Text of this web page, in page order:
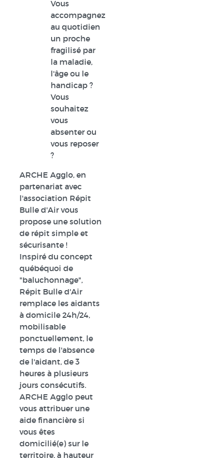
Vous
accompagnez
au quotidien
un proche
fragilisé par
la maladie,
l'âge ou le
handicap ?
Vous
souhaitez
vous
absenter ou
vous reposer
?
ARCHE Agglo, en
partenariat avec
l'association Répit
Bulle d'Air vous
propose une solution
de répit simple et
sécurisante !
Inspiré du concept
québéquoi de
"baluchonnage",
Répit Bulle d'Air
remplace les aidants
à domicile 24h/24,
mobilisable
ponctuellement, le
temps de l'absence
de l'aidant, de 3
heures à plusieurs
jours consécutifs.
ARCHE Agglo peut
vous attribuer une
aide financière si
vous êtes
domicilié(e) sur le
territoire, à hauteur